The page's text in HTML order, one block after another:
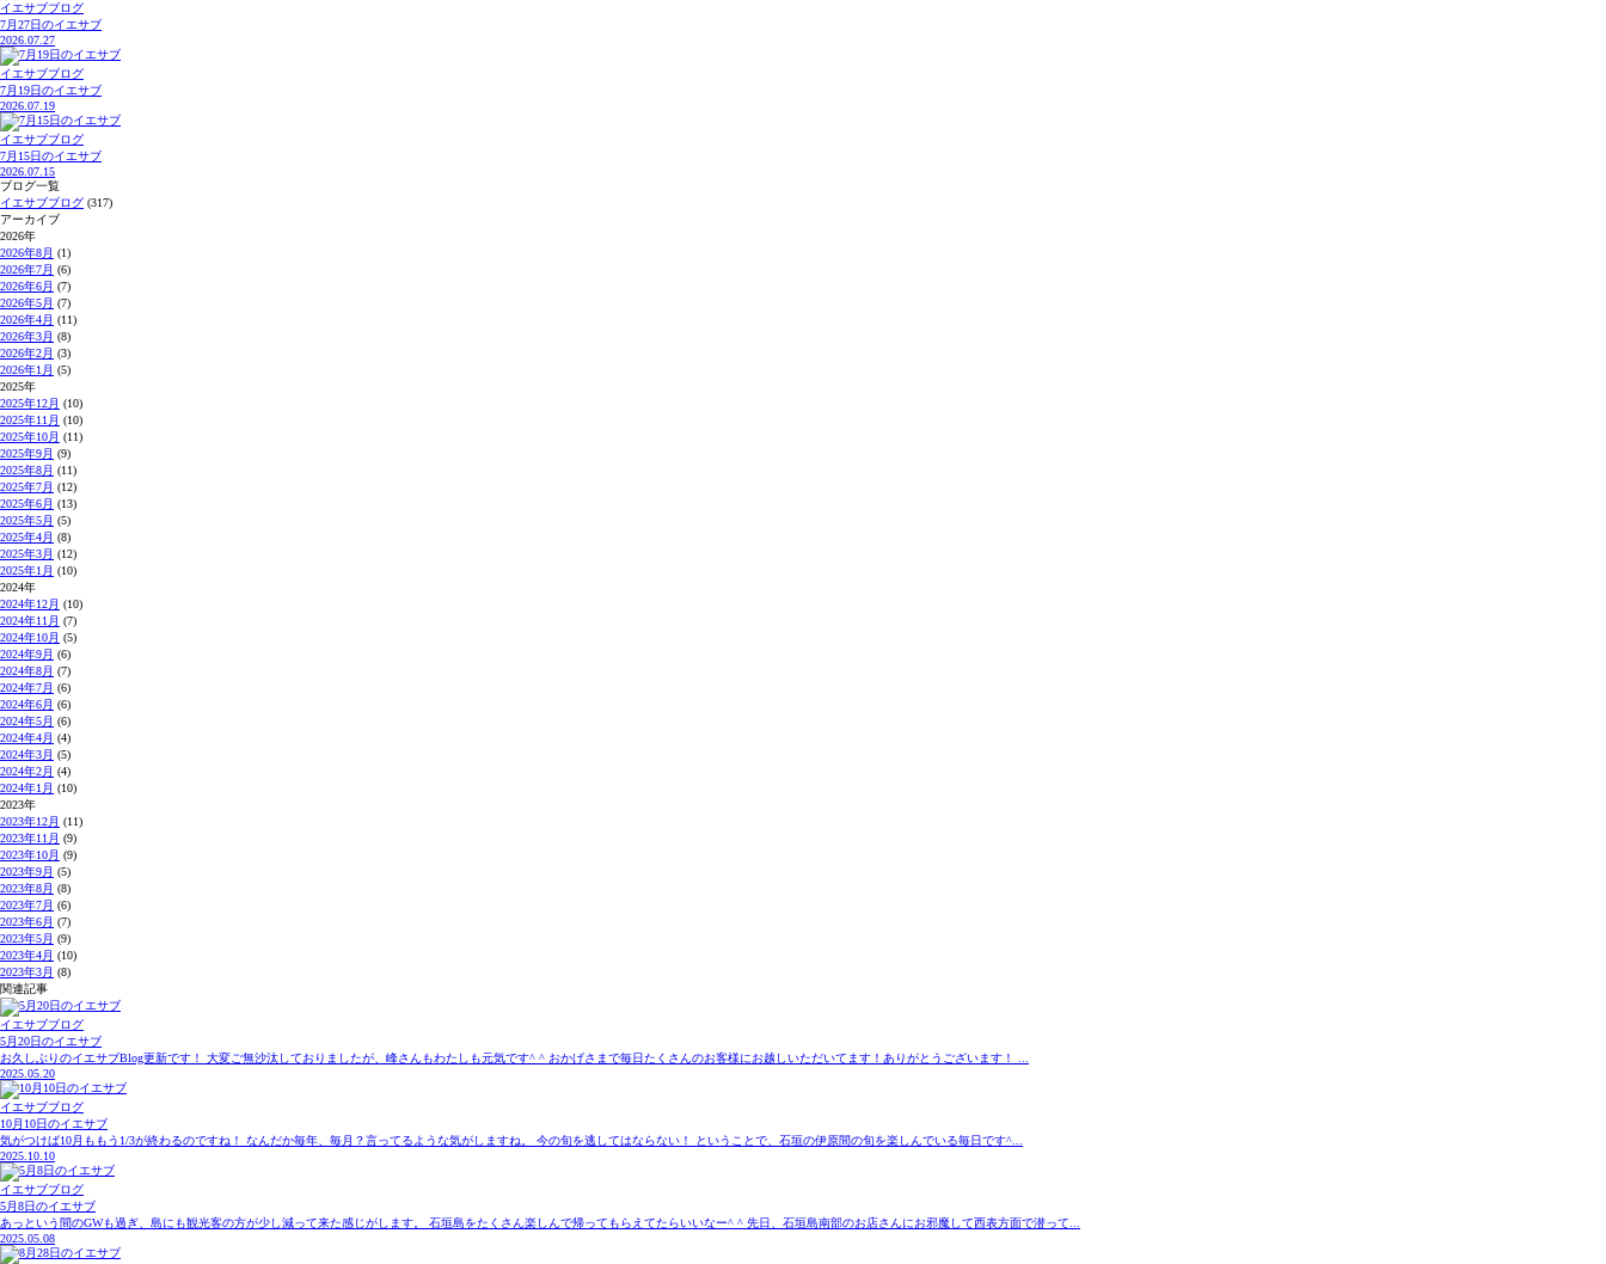
イエサブブログ
7月27日のイエサブ
2026.07.27
イエサブブログ
7月19日のイエサブ
2026.07.19
イエサブブログ
7月15日のイエサブ
2026.07.15
ブログ一覧
イエサブブログ (317)
アーカイブ
2026年
2026年8月 (1)
2026年7月 (6)
2026年6月 (7)
2026年5月 (7)
2026年4月 (11)
2026年3月 (8)
2026年2月 (3)
2026年1月 (5)
2025年
2025年12月 (10)
2025年11月 (10)
2025年10月 (11)
2025年9月 (9)
2025年8月 (11)
2025年7月 (12)
2025年6月 (13)
2025年5月 (5)
2025年4月 (8)
2025年3月 (12)
2025年1月 (10)
2024年
2024年12月 (10)
2024年11月 (7)
2024年10月 (5)
2024年9月 (6)
2024年8月 (7)
2024年7月 (6)
2024年6月 (6)
2024年5月 (6)
2024年4月 (4)
2024年3月 (5)
2024年2月 (4)
2024年1月 (10)
2023年
2023年12月 (11)
2023年11月 (9)
2023年10月 (9)
2023年9月 (5)
2023年8月 (8)
2023年7月 (6)
2023年6月 (7)
2023年5月 (9)
2023年4月 (10)
2023年3月 (8)
関連記事
イエサブブログ
5月20日のイエサブ
お久しぶりのイエサブBlog更新です！ 大変ご無沙汰しておりましたが、峰さんもわたしも元気です^ ^ おかげさまで毎日たくさんのお客様にお越しいただいてます！ありがとうございます！ ...
2025.05.20
イエサブブログ
10月10日のイエサブ
気がつけば10月ももう1/3が終わるのですね！ なんだか毎年、毎月？言ってるような気がしますね。 今の旬を逃してはならない！ ということで、石垣の伊原間の旬を楽しんでいる毎日です^...
2025.10.10
イエサブブログ
5月8日のイエサブ
あっという間のGWも過ぎ、島にも観光客の方が少し減って来た感じがします。 石垣島をたくさん楽しんで帰ってもらえてたらいいなー^ ^ 先日、石垣島南部のお店さんにお邪魔して西表方面で潜って...
2025.05.08